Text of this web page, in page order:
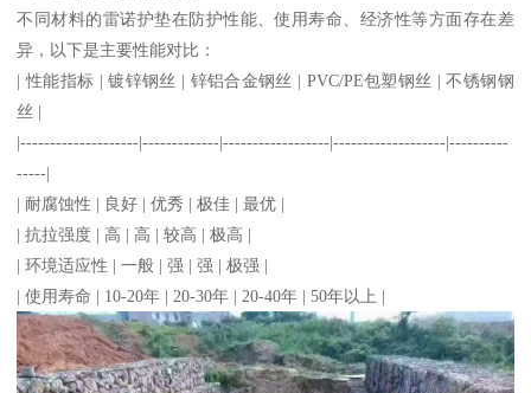
不同材料的雷诺护垫在防护性能、使用寿命、经济性等方面存在差
异，以下是主要性能对比：
| 性能指标 | 镀锌钢丝 | 锌铝合金钢丝 | PVC/PE包塑钢丝 | 不锈钢钢
丝 |
|--------------------|-------------|------------------|-------------------|----------
-----|
| 耐腐蚀性 | 良好 | 优秀 | 极佳 | 最优 |
| 抗拉强度 | 高 | 高 | 较高 | 极高 |
| 环境适应性 | 一般 | 强 | 强 | 极强 |
| 使用寿命 | 10-20年 | 20-30年 | 20-40年 | 50年以上 |